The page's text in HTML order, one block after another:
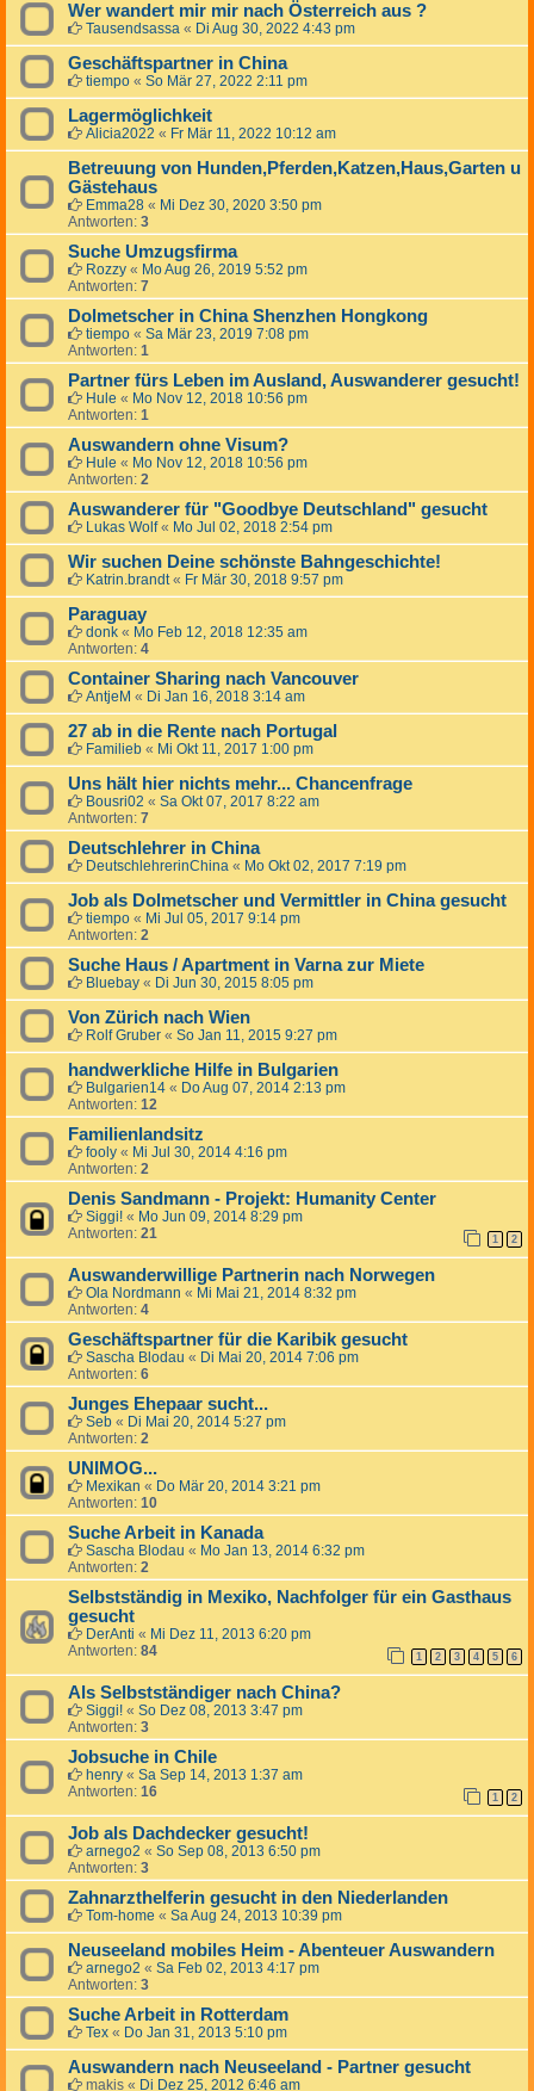
Wer wandert mir mir nach Österreich aus ?
Tausendsassa « Di Aug 30, 2022 4:43 pm
Geschäftspartner in China
tiempo « So Mär 27, 2022 2:11 pm
Lagermöglichkeit
Alicia2022 « Fr Mär 11, 2022 10:12 am
Betreuung von Hunden,Pferden,Katzen,Haus,Garten u
Gästehaus
Emma28 « Mi Dez 30, 2020 3:50 pm
Antworten: 3
Suche Umzugsfirma
Rozzy « Mo Aug 26, 2019 5:52 pm
Antworten: 7
Dolmetscher in China Shenzhen Hongkong
tiempo « Sa Mär 23, 2019 7:08 pm
Antworten: 1
Partner fürs Leben im Ausland, Auswanderer gesucht!
Hule « Mo Nov 12, 2018 10:56 pm
Antworten: 1
Auswandern ohne Visum?
Hule « Mo Nov 12, 2018 10:56 pm
Antworten: 2
Auswanderer für "Goodbye Deutschland" gesucht
Lukas Wolf« Mo Jul 02, 2018 2:54 pm
Wir suchen Deine schönste Bahngeschichte!
Katrin.brandt« Fr Mär 30, 2018 9:57 pm
Paraguay
donk « Mo Feb 12, 2018 12:35 am
Antworten: 4
Container Sharing nach Vancouver
AntjeM « Di Jan 16, 2018 3:14 am
27 ab in die Rente nach Portugal
Familieb « Mi Okt 11, 2017 1:00 pm
Uns hält hier nichts mehr... Chancenfrage
Bousri02 « Sa Okt 07, 2017 8:22 am
Antworten: 7
Deutschlehrer in China
DeutschlehrerinChina « Mo Okt 02, 2017 7:19 pm
Job als Dolmetscher und Vermittler in China gesucht
tiempo « Mi Jul 05, 2017 9:14 pm
Antworten: 2
Suche Haus / Apartment in Varna zur Miete
Bluebay « Di Jun 30, 2015 8:05 pm
Von Zürich nach Wien
Rolf Gruber « So Jan 11, 2015 9:27 pm
handwerkliche Hilfe in Bulgarien
Bulgarien14 « Do Aug 07, 2014 2:13 pm
Antworten: 12
Familienlandsitz
fooly « Mi Jul 30, 2014 4:16 pm
Antworten: 2
Denis Sandmann - Projekt: Humanity Center
Siggi! « Mo Jun 09, 2014 8:29 pm
Antworten: 21 1 2
Auswanderwillige Partnerin nach Norwegen
Ola Nordmann « Mi Mai 21, 2014 8:32 pm
Antworten: 4
Geschäftspartner für die Karibik gesucht
Sascha Blodau « Di Mai 20, 2014 7:06 pm
Antworten: 6
Junges Ehepaar sucht...
Seb « Di Mai 20, 2014 5:27 pm
Antworten: 2
UNIMOG...
Mexikan « Do Mär 20, 2014 3:21 pm
Antworten: 10
Suche Arbeit in Kanada
Sascha Blodau « Mo Jan 13, 2014 6:32 pm
Antworten: 2
Selbstständig in Mexiko, Nachfolger für ein Gasthaus
gesucht
DerAnti « Mi Dez 11, 2013 6:20 pm
Antworten: 84 1 2 3 4 5 6
Als Selbstständiger nach China?
Siggi! « So Dez 08, 2013 3:47 pm
Antworten: 3
Jobsuche in Chile
henry « Sa Sep 14, 2013 1:37 am
Antworten: 16 1 2
Job als Dachdecker gesucht!
arnego2 « So Sep 08, 2013 6:50 pm
Antworten: 3
Zahnarzthelferin gesucht in den Niederlanden
Tom-home « Sa Aug 24, 2013 10:39 pm
Neuseeland mobiles Heim - Abenteuer Auswandern
arnego2 « Sa Feb 02, 2013 4:17 pm
Antworten: 3
Suche Arbeit in Rotterdam
Tex « Do Jan 31, 2013 5:10 pm
Auswandern nach Neuseeland - Partner gesucht
makis « Di Dez 25, 2012 6:46 am